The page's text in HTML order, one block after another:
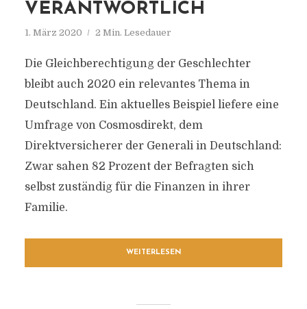
VERANTWORTLICH
1. März 2020 2 Min. Lesedauer
Die Gleichberechtigung der Geschlechter
bleibt auch 2020 ein relevantes Thema in
Deutschland. Ein aktuelles Beispiel liefere eine
Umfrage von Cosmosdirekt, dem
Direktversicherer der Generali in Deutschland:
Zwar sahen 82 Prozent der Befragten sich
selbst zuständig für die Finanzen in ihrer
Familie.
WEITERLESEN